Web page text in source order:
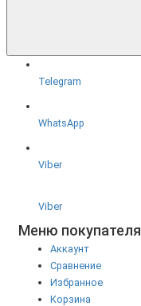
Telegram
WhatsApp
Viber
Viber
Меню покупателя
Аккаунт
Сравнение
Избранное
Корзина